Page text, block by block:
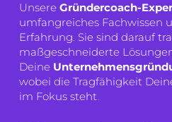
UnsereGründercoach-
umfangreiches Fachwissen
Erfahrung. Sie sind darauf
maßgeschneiderte
Deine
wobei die Tragfähigkeit
im Fokus steht.